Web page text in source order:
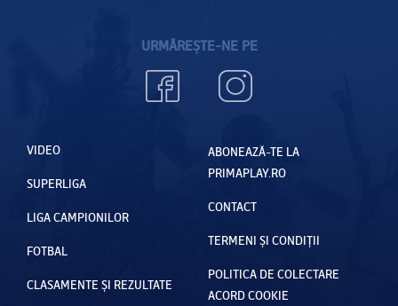
URMĂREȘTE-NE PE
VIDEO
SUPERLIGA
LIGA CAMPIONILOR
FOTBAL
CLASAMENTE ȘI REZULTATE
ABONEAZĂ-TE LA
PRIMAPLAY.RO
CONTACT
TERMENI ȘI CONDIȚII
POLITICA DE COLECTARE
ACORD COOKIE